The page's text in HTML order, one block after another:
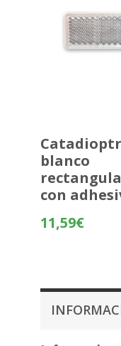
blanco
con
11,59€